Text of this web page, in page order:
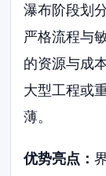
瀑布阶段划
严格流程与
的资源与成
大型工程或
薄。
优势亮点：